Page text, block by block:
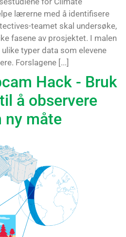
lærerne med å identifisere
teamet skal undersøke,
fasene av prosjektet. I malen
typer data som elevene
Forslagene [...]
Hack - Bruk
å observere
ny måte